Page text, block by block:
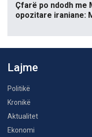
Çfarë po ndodh me
opozitare iraniane:
Lajme
Politikë
Kronikë
Aktualitet
Ekonomi